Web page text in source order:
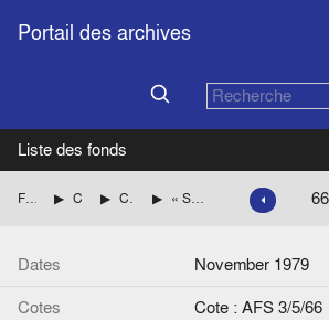
Portail des archives
Liste des fonds
Fonds Félix Somary Correspondance de Wolfgang F. Somary « Somary : Ein hellsichtiger Pessimist. Felix Somarys zwanzig Sozialgesetze der verkehrten Proportion », de Bernardo Gut. Die Synthese, Zurich
Dates
November 1979
Cotes
Cote : AFS 3/5/66